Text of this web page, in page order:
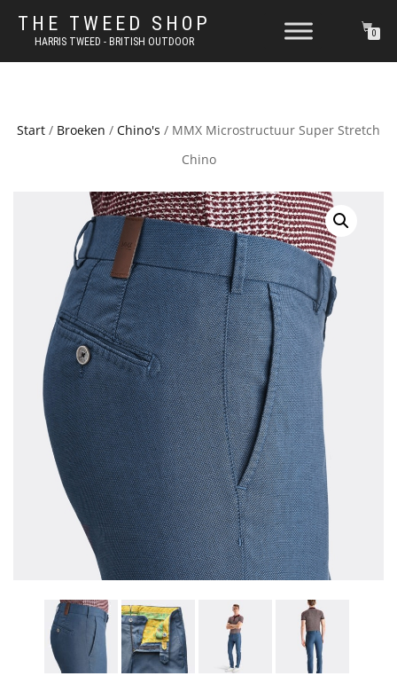
THE TWEED SHOP
HARRIS TWEED - BRITISH OUTDOOR
0
Start / Broeken / Chino's / MMX Microstructuur Super Stretch
Chino